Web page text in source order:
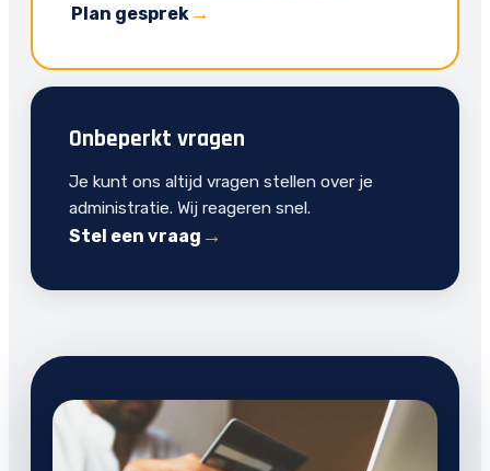
Plan gesprek
Onbeperkt vragen
Je kunt ons altijd vragen stellen over je
administratie. Wij reageren snel.
Stel een vraag